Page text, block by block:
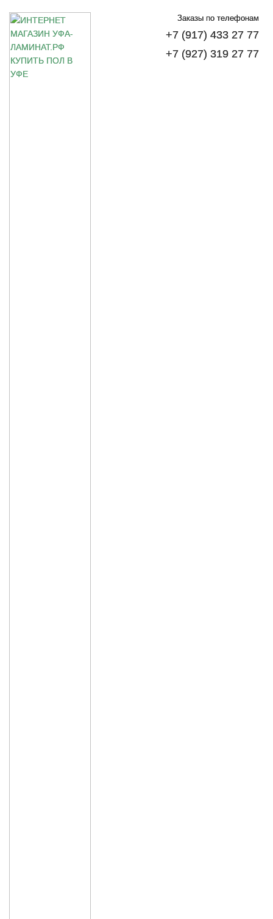
Заказы по телефонам
+7 (917) 433 27 77
+7 (927) 319 27 77